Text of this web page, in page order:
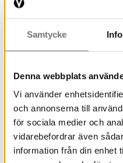
Samtycke
Denna webbplats
Vi använder
och annonserna till
för sociala medier och
vidarebefordrar även
information från din enhet
Guidningen avslutas
vill, och om vädret
(dvs. kaffesurrogat
från 1942.) Tidsåtgång